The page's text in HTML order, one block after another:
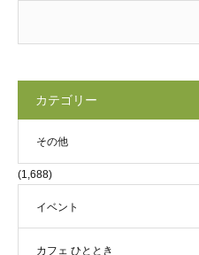
カテゴリー
その他
(1,688)
イベント
カフェ ひととき